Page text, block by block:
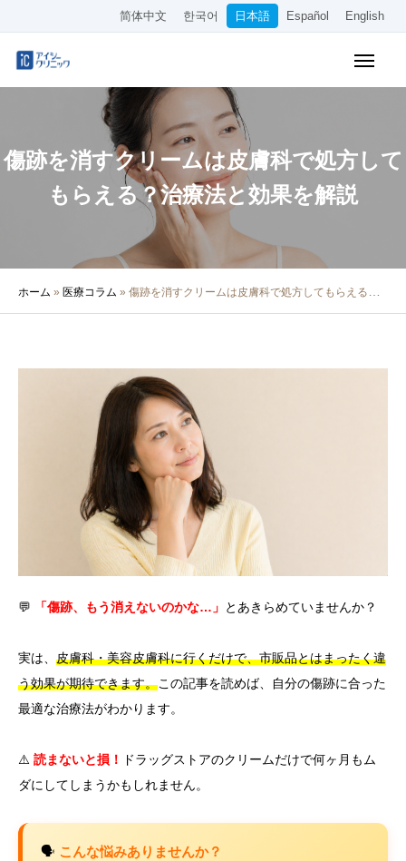
简体中文 한국어 日本語 Español English
傷跡を消すクリームは皮膚科で処方して
もらえる？治療法と効果を解説
ホーム » 医療コラム » 傷跡を消すクリームは皮膚科で処方してもらえる？治療法と効果を解説
💬 「傷跡、もう消えないのかな…」 とあきらめていませんか？
実は、 皮膚科・美容皮膚科に行くだけで、市販品とはまったく違
う効果が期待できます。この記事を読めば、自分の傷跡に合った
最適な治療法がわかります。
⚠️ 読まないと損！
ドラッグストアのクリームだけで何ヶ月もム
ダにしてしまうかもしれません。
🗣️ こんな悩みありませんか？
アクセス
クリニック紹介
院長・医師の紹介
한국어 日本語